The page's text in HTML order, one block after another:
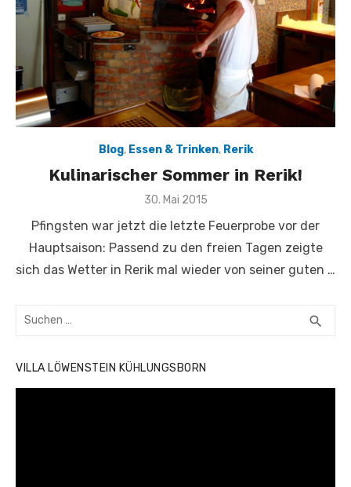
Blog, Essen & Trinken, Rerik
Kulinarischer Sommer in Rerik!
Veröffentlicht
30. Mai 2015
Pfingsten war jetzt die letzte Feuerprobe vor der
Hauptsaison: Passend zu den freien Tagen zeigte
sich das Wetter in Rerik mal wieder von seiner guten …
Suchen
search
VILLA LÖWENSTEIN KÜHLUNGSBORN